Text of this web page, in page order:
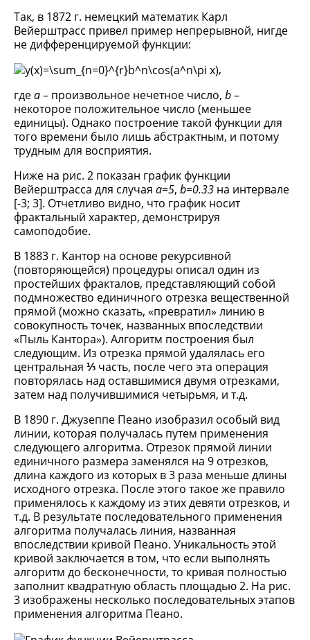
Так, в 1872 г. немецкий математик Карл
Вейерштрасс привел пример непрерывной, нигде
не дифференцируемой функции:
,
гдеa– произвольное нечетное число, b–
некоторое положительное число (меньшее
единицы). Однако построение такой функции для
того времени было лишь абстрактным, и потому
трудным для восприятия.
Ниже на рис. 2 показан график функции
Вейерштрасса для случая a=5, b=0.33 на интервале
[-3; 3]. Отчетливо видно, что график носит
фрактальный характер, демонстрируя
самоподобие.
В 1883 г. Кантор на основе рекурсивной
(повторяющейся) процедуры описал один из
простейших фракталов, представляющий собой
подмножество единичного отрезка вещественной
прямой (можно сказать, «превратил» линию в
совокупность точек, названных впоследствии
«Пыль Кантора»). Алгоритм построения был
следующим. Из отрезка прямой удалялась его
центральная ⅓ часть, после чего эта операция
повторялась над оставшимися двумя отрезками,
затем над получившимися четырьмя, и т.д.
В 1890 г. Джузеппе Пеано изобразил особый вид
линии, которая получалась путем применения
следующего алгоритма. Отрезок прямой линии
единичного размера заменялся на 9 отрезков,
длина каждого из которых в 3 раза меньше длины
исходного отрезка. После этого такое же правило
применялось к каждому из этих девяти отрезков, и
т.д. В результате последовательного применения
алгоритма получалась линия, названная
впоследствии кривой Пеано. Уникальность этой
кривой заключается в том, что если выполнять
алгоритм до бесконечности, то кривая полностью
заполнит квадратную область площадью 2. На рис.
3 изображены несколько последовательных этапов
применения алгоритма Пеано.